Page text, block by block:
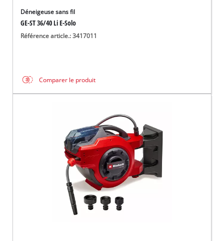
Déneigeuse sans fil
GE-ST 36/40 Li E-Solo
Référence article.: 3417011
Comparer le produit